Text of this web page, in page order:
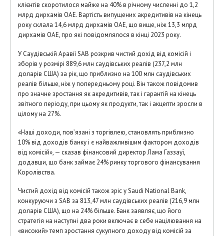
клієнтів скоротилося майже на 40% в річному численні до 1,2
млрд дирхамів ОАЕ. Вартість випущених акредитивів на кінець
року склала 14,6 млрд дирхамів ОАЕ, що вище, ніж 13,3 млрд
дирхамів ОАЕ, про які повідомлялося в кінці 2023 року.
У Саудівській Аравії SAB розкрив чистий дохід від комісій і
зборів у розмірі 889,6 млн саудівських реалів (237,2 млн
доларів США) за рік, що приблизно на 100 млн саудівських
реалів більше, ніж у попередньому році. Він також повідомив
про значне зростання як акредитивів, так і гарантій на кінець
звітного періоду, при цьому як продукти, так і акцепти зросли в
цілому на 27%.
«Наші доходи, пов’язані з торгівлею, становлять приблизно
10% від доходів банку і є найважливішим фактором доходів
від комісій», — сказав фінансовий директор Лама Газзауї,
додавши, що банк займає 24% ринку торгового фінансування
Королівства.
Чистий дохід від комісій також зріс у Saudi National Bank,
конкуруючи з SAB за 813,47 млн саудівських реалів (216,9 млн
доларів США), що на 24% більше. Банк заявляє, що його
стратегія на наступні два роки включає в себе націлювання на
«високий» темп зростання сукупного доходу від комісій за